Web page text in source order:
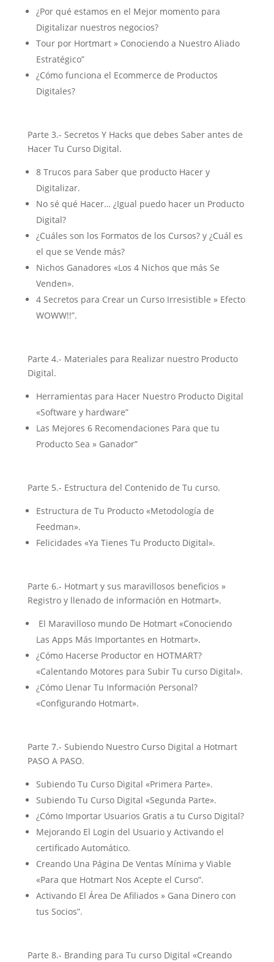
¿Por qué estamos en el Mejor momento para
Digitalizar nuestros negocios?
Tour por Hortmart » Conociendo a Nuestro Aliado
Estratégico”
¿Cómo funciona el Ecommerce de Productos
Digitales?
Parte 3.- Secretos Y Hacks que debes Saber antes de
Hacer Tu Curso Digital.
8 Trucos para Saber que producto Hacer y
Digitalizar.
No sé qué Hacer… ¿Igual puedo hacer un Producto
Digital?
¿Cuáles son los Formatos de los Cursos? y ¿Cuál es
el que se Vende más?
Nichos Ganadores «Los 4 Nichos que más Se
Venden».
4 Secretos para Crear un Curso Irresistible » Efecto
WOWW!!”.
Parte 4.- Materiales para Realizar nuestro Producto
Digital.
Herramientas para Hacer Nuestro Producto Digital
«Software y hardware”
Las Mejores 6 Recomendaciones Para que tu
Producto Sea » Ganador”
Parte 5.- Estructura del Contenido de Tu curso.
Estructura de Tu Producto «Metodología de
Feedman».
Felicidades «Ya Tienes Tu Producto Digital».
Parte 6.- Hotmart y sus maravillosos beneficios »
Registro y llenado de información en Hotmart».
El Maravilloso mundo De Hotmart «Conociendo
Las Apps Más Importantes en Hotmart».
¿Cómo Hacerse Productor en HOTMART?
«Calentando Motores para Subir Tu curso Digital».
¿Cómo Llenar Tu Información Personal?
«Configurando Hotmart».
Parte 7.- Subiendo Nuestro Curso Digital a Hotmart
PASO A PASO.
Subiendo Tu Curso Digital «Primera Parte».
Subiendo Tu Curso Digital «Segunda Parte».
¿Cómo Importar Usuarios Gratis a tu Curso Digital?
Mejorando El Login del Usuario y Activando el
certificado Automático.
Creando Una Página De Ventas Mínima y Viable
«Para que Hotmart Nos Acepte el Curso”.
Activando El Área De Afiliados » Gana Dinero con
tus Socios”.
Parte 8.- Branding para Tu curso Digital «Creando